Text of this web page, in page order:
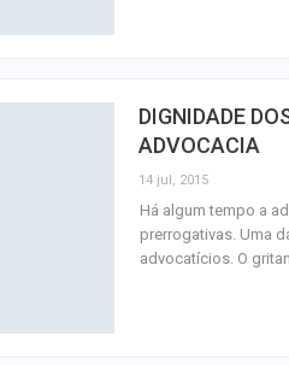
DIGNIDADE
ADVOCACIA
14 jul, 2015
Há algum tempo a
prerrogativas. Uma
advocatícios. O